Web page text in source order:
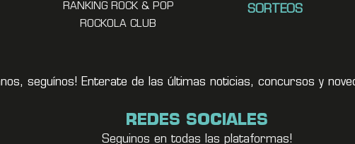
RANKING ROCK & POP
ROCKOLA CLUB
SORTEOS
seguínos! Enterate de las últimas noticias, concursos y
REDES SOCIALES
Seguinos en todas las plataformas!